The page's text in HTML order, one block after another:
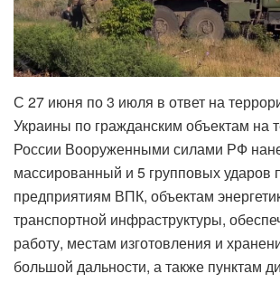
С 27 июня по 3 июля в ответ на
Украины по гражданским объектам на
России Вооруженными силами РФ
массированный и 5 групповых ударов
предприятиям ВПК, объектам
транспортной инфраструктуры,
работу, местам изготовления и
большой дальности, а также пунктам